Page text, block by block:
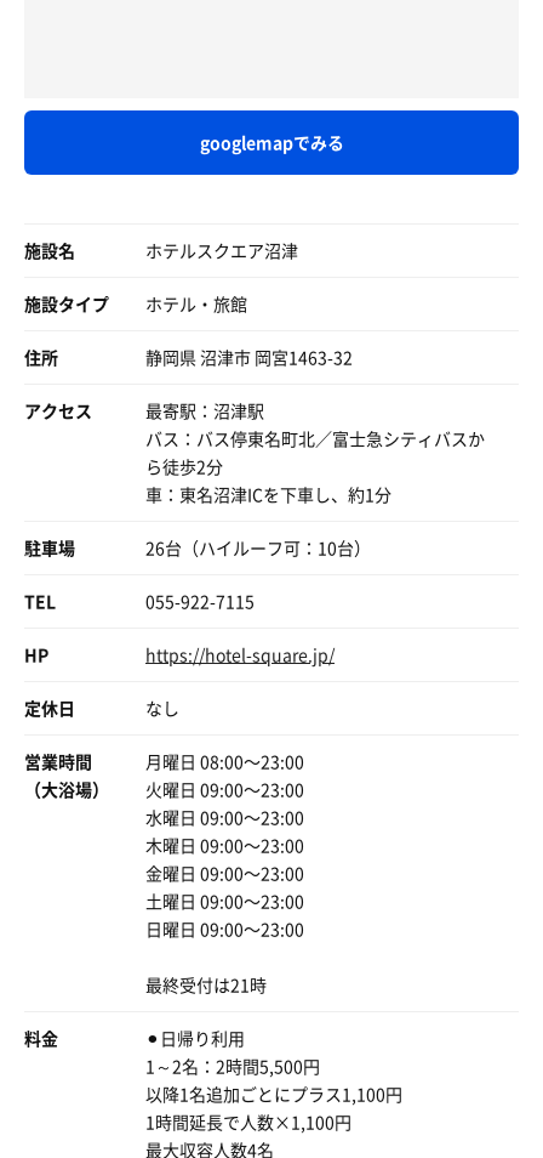
googlemapでみる
施設名 ホテルスクエア沼津
施設タイプ ホテル・旅館
住所 静岡県 沼津市 岡宮1463-32
アクセス
最寄駅：沼津駅
バス：バス停東名町北／富士急シティバスか
ら徒歩2分
車：東名沼津ICを下車し、約1分
駐車場 26台（ハイルーフ可：10台）
TEL 055-922-7115
HP https://hotel-square.jp/
定休日 なし
営業時間
（大浴場）
月曜日 08:00〜23:00
火曜日 09:00〜23:00
水曜日 09:00〜23:00
木曜日 09:00〜23:00
金曜日 09:00〜23:00
土曜日 09:00〜23:00
日曜日 09:00〜23:00
最終受付は21時
料金
⚫︎日帰り利用
1～2名：2時間5,500円
以降1名追加ごとにプラス1,100円
1時間延長で人数×1,100円
最大収容人数4名